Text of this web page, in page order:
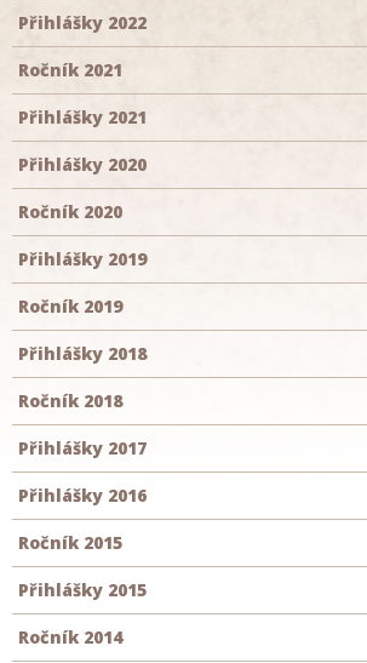
Přihlášky 2022
Ročník 2021
Přihlášky 2021
Přihlášky 2020
Ročník 2020
Přihlášky 2019
Ročník 2019
Přihlášky 2018
Ročník 2018
Přihlášky 2017
Přihlášky 2016
Ročník 2015
Přihlášky 2015
Ročník 2014